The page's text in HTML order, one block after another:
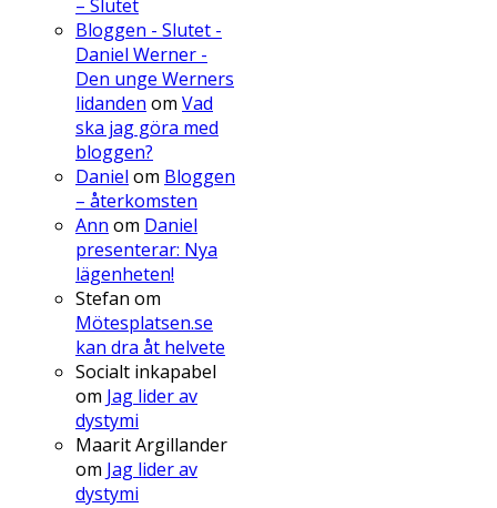
– Slutet
Bloggen - Slutet -
Daniel Werner -
Den unge Werners
lidanden om Vad
ska jag göra med
bloggen?
Daniel om Bloggen
– återkomsten
Ann om Daniel
presenterar: Nya
lägenheten!
Stefan om
Mötesplatsen.se
kan dra åt helvete
Socialt inkapabel
om Jag lider av
dystymi
Maarit Argillander
om Jag lider av
dystymi